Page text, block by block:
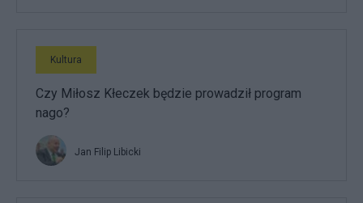
Kultura
Czy Miłosz Kłeczek będzie prowadził program
nago?
Jan Filip Libicki